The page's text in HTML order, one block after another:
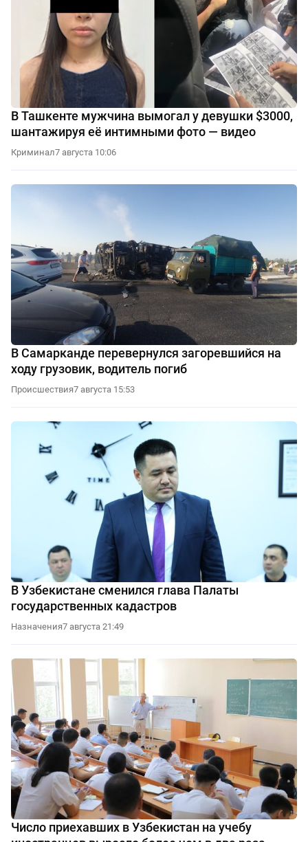
В Ташкенте мужчина вымогал у девушки $3000,
шантажируя её интимными фото — видео
Криминал7 августа 10:06
В Самарканде перевернулся загоревшийся на
ходу грузовик, водитель погиб
Происшествия7 августа 15:53
В Узбекистане сменился глава Палаты
государственных кадастров
Назначения7 августа 21:49
Число приехавших в Узбекистан на учебу